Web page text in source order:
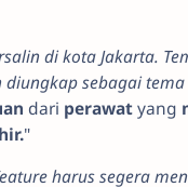
di kota Jakarta.
diungkap sebagai
dari perawatyang
"
harus segera